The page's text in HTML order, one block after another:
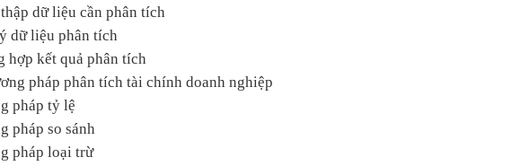
dữ liệu cần phân tích
dữ liệu phân tích
hợp kết quả phân tích
pháp phân tích tài chính doanh nghiệp
pháp tỷ lệ
pháp so sánh
pháp loại trừ